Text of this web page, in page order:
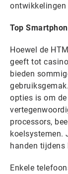
ontwikkelingen
Top
Hoewel de
geeft tot
bieden
opties is om
processors,
koelsystemen.
handen tijdens
Enkele